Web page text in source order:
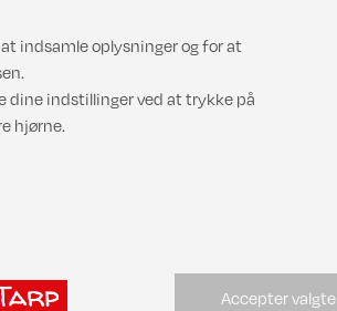
indsamle oplysninger og for at
dine indstillinger ved at trykke på
hjørne.
Accepter valgte